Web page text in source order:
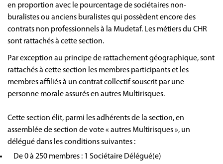
en proportion avec le pourcentage de sociétaires non-
buralistes ou anciens buralistes qui possèdent encore des
contrats non professionnels à la Mudetaf. Les métiers du CHR
sont rattachés à cette section.
Par exception au principe de rattachement géographique, sont
rattachés à cette section les membres participants et les
membres affiliés à un contrat collectif souscrit par une
personne morale assurés en autres Multirisques.
Cette section élit, parmi les adhérents de la section, en
assemblée de section de vote « autres Multirisques », un
délégué dans les conditions suivantes :
De 0 à 250 membres : 1 Sociétaire Délégué(e)